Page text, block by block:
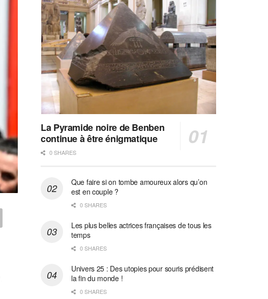
La Pyramide noire de Benben
continue à être énigmatique
0 SHARES
Que faire si on tombe amoureux alors qu’on
est en couple ?
0 SHARES
Les plus belles actrices françaises de tous les
temps
0 SHARES
Univers 25 : Des utopies pour souris prédisent
la fin du monde !
0 SHARES